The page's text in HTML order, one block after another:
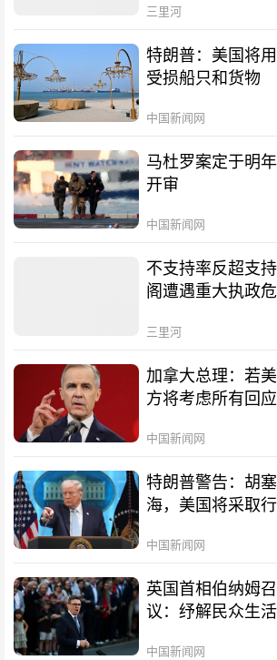
三里河
特朗普：美国将
受损船只和货物
中国新闻网
马杜罗案定于明
开审
中国新闻网
不支持率反超支
阁遭遇重大执政
三里河
加拿大总理：若
方将考虑所有回
中国新闻网
特朗普警告：胡
海，美国将采取
中国新闻网
英国首相伯纳姆
议：纾解民众生
中国新闻网